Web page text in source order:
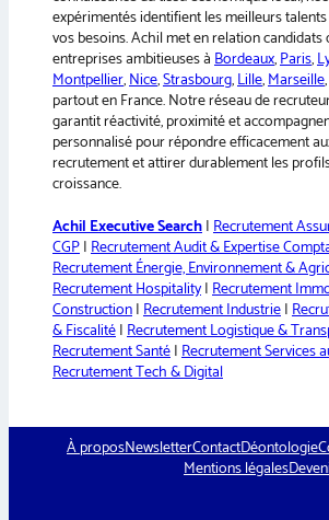
expérimentés identifient les meilleurs
vos besoins. Achil met en relation candidats
entreprises ambitieuses àBordeaux,Paris,
Montpellier,Nice,Strasbourg,Lille,Marseille,
partout en France. Notre réseau de
garantit réactivité, proximité et
personnalisé pour répondre efficacement
recrutement et attirer durablement les
croissance.
Achil Executive Search|Recrutement
CGP|Recrutement Audit & Expertise
Recrutement Énergie, Environnement &
Recrutement Hospitality|Recrutement
Construction|Recrutement Industrie|
& Fiscalité|Recrutement Logistique &
Recrutement Santé|Recrutement Services
Recrutement Tech & Digital
À proposNewsletterContactDéontologie
Mentions légales